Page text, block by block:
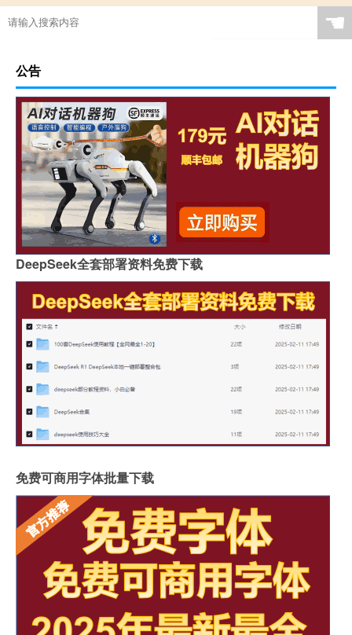
☚
公告
DeepSeek全套部署资料免费下载
免费可商用字体批量下载